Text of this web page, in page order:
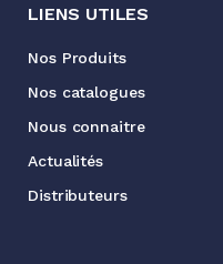
LIENS UTILES
Nos Produits
Nos catalogues
Nous connaitre
Actualités
Distributeurs